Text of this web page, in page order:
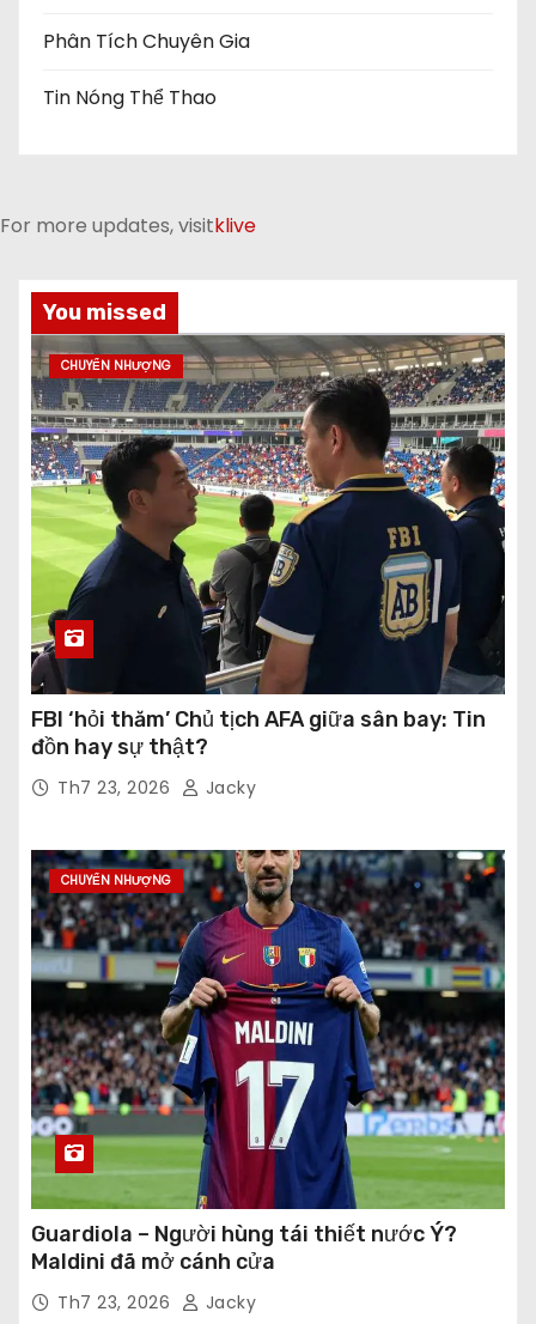
Phân Tích Chuyên Gia
Tin Nóng Thể Thao
For more updates, visitklive
You missed
CHUYỂN NHƯỢNG
FBI ‘hỏi thăm’ Chủ tịch AFA giữa sân bay: Tin
đồn hay sự thật?
Th7 23, 2026 Jacky
CHUYỂN NHƯỢNG
Guardiola – Người hùng tái thiết nước Ý?
Maldini đã mở cánh cửa
Th7 23, 2026 Jacky